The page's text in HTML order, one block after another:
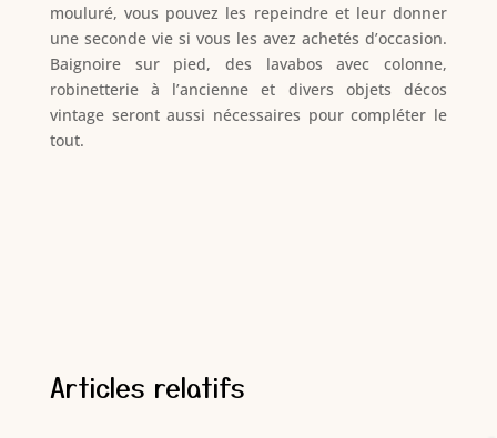
mouluré, vous pouvez les repeindre et leur donner
une seconde vie si vous les avez achetés d’occasion.
Baignoire sur pied, des lavabos avec colonne,
robinetterie à l’ancienne et divers objets décos
vintage seront aussi nécessaires pour compléter le
tout.
Articles relatifs